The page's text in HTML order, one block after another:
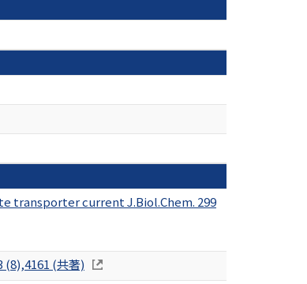
transporter current J.Biol.Chem. 299
(共著)